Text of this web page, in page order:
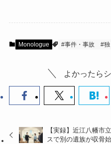
Monologue #事件・事故 #
よかったら
【実録】近江八幡市
スで別の遺族が収骨